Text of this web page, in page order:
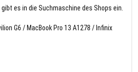
es in die Suchmaschine des Shops ein.
G6 / MacBook Pro 13 A1278 / Infinix